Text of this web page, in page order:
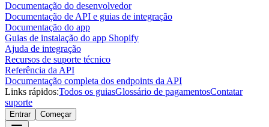
Documentação do desenvolvedor
Documentação de API e guias de integração
Documentação do app
Guias de instalação do app Shopify
Ajuda de integração
Recursos de suporte técnico
Referência da API
Documentação completa dos endpoints da API
Links rápidos:Todos os guiasGlossário de pagamentosContatar
suporte
Entrar Começar